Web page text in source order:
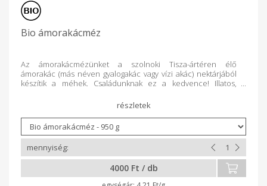
Bio ámorakácméz
Az ámorakácmézünket a szolnoki Tisza-ártéren élő
ámorakác (más néven gyalogakác vagy vízi akác) nektárjából
készítik a méhek. Családunknak ez a kedvence! Illatos,
kiszerelésben árusítjuk. Saját üvegeinket (tetővel) 25 ill. 50
Ft/db áron beszámítjuk a következő vásárláskor.
4000 Ft / db